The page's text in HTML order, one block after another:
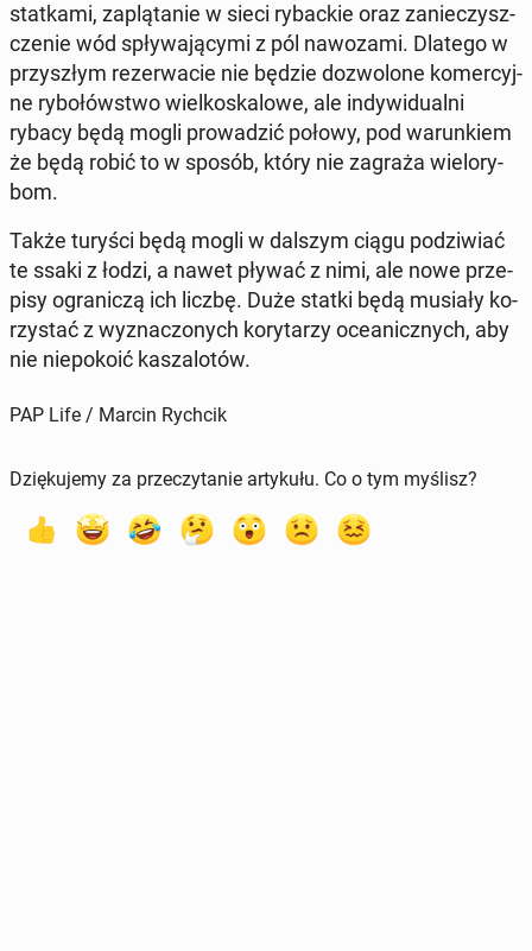
stat­ka­mi, za­plą­ta­nie w sieci ry­bac­kie oraz za­nie­czysz­
cze­nie wód spły­wa­ją­cy­mi z pól na­wo­za­mi. Dlatego w
przy­szłym re­zer­wa­cie nie będzie do­zwo­lo­ne ko­mer­cyj­
ne ry­bo­łów­stwo wiel­ko­ska­lo­we, ale in­dy­wi­du­al­ni
rybacy będą mogli pro­wa­dzić połowy, pod wa­run­kiem
że będą robić to w sposób, który nie zagraża wie­lo­ry­
bom.
Także turyści będą mogli w dalszym ciągu po­dzi­wiać
te ssaki z łodzi, a nawet pływać z nimi, ale nowe prze­
pi­sy ogra­ni­czą ich liczbę. Duże statki będą musiały ko­
rzy­stać z wy­zna­czo­nych ko­ry­ta­rzy oce­anicz­nych, aby
nie nie­po­ko­ić ka­sza­lo­tów.
PAP Life / Marcin Rychcik
Dziękujemy za przeczytanie artykułu. Co o tym myślisz?